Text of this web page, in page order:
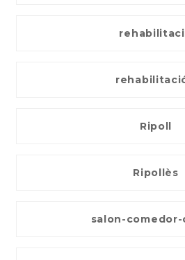
Ripoll
Ripollès
salon-